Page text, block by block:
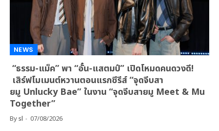
NEWS
“ธรรม-แม็ค” พา “อั๋น-แสตมป์” เปิดโหมดคนดวงดี!
เสิร์ฟโมเมนต์หวานตอนแรกซีรีส์ “จุดจีบสา
ยมู Unlucky Bae” ในงาน “จุดจีบสายมู Meet & Mu
Together”
Bysl 07/08/2026